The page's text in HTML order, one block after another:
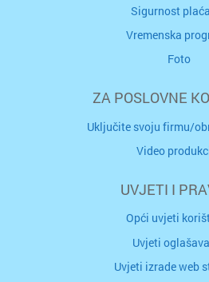
Sigurnost
Vremenska
Foto
ZA POSLOVNE
Uključite svoju firmu/
Video
UVJETI I
Opći uvjeti
Uvjeti
Uvjeti izrade web